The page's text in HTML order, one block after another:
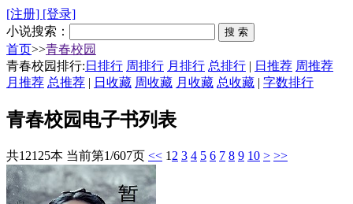
[注册] [登录]
小说搜索：
首页>>青春校园
青春校园排行: 日排行 周排行 月排行 总排行 | 日推荐 周推荐
月推荐 总推荐 | 日收藏 周收藏 月收藏 总收藏 | 字数排行
青春校园电子书列表
共12125本 当前第1/607页 << 1 2 3 4 5 6 7 8 9 10 > >>